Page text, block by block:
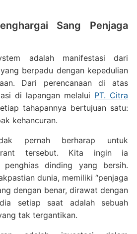
Sang Penjaga
adalah manifestasi dari
berpadu dengan kepedulian
Dari perencanaan di atas
di lapangan melalui PT. Citra
tahapannya bertujuan satu:
kehancuran.
pernah berharap untuk
tersebut. Kita ingin ia
penghias dinding yang bersih.
dunia, memiliki “penjaga
dengan benar, dirawat dengan
setiap saat adalah sebuah
tak tergantikan.